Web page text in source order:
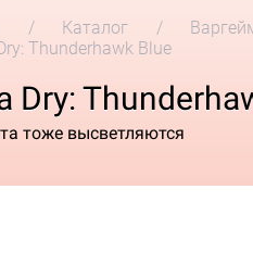
Каталог
Thunderhawk Blue
Dry:
тоже высветляются